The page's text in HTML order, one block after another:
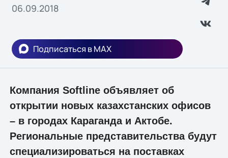
06.09.2018
Подписаться в MAX
Компания Softline объявляет об
открытии новых казахстанских офисов
– в городах Караганда и Актобе.
Региональные представительства будут
специализироваться на поставках